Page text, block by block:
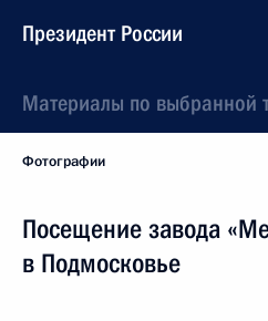
Президент России
Материалы по выбранной
Фотографии
Посещение завода
в Подмосковье